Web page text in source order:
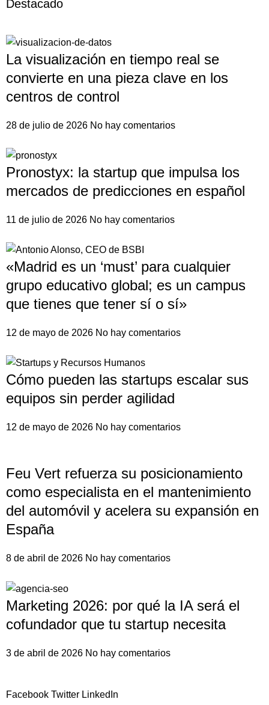
Destacado
La visualización en tiempo real se
convierte en una pieza clave en los
centros de control
28 de julio de 2026 No hay comentarios
Pronostyx: la startup que impulsa los
mercados de predicciones en español
11 de julio de 2026 No hay comentarios
«Madrid es un ‘must’ para cualquier
grupo educativo global; es un campus
que tienes que tener sí o sí»
12 de mayo de 2026 No hay comentarios
Cómo pueden las startups escalar sus
equipos sin perder agilidad
12 de mayo de 2026 No hay comentarios
Feu Vert refuerza su posicionamiento
como especialista en el mantenimiento
del automóvil y acelera su expansión en
España
8 de abril de 2026 No hay comentarios
Marketing 2026: por qué la IA será el
cofundador que tu startup necesita
3 de abril de 2026 No hay comentarios
Facebook Twitter LinkedIn